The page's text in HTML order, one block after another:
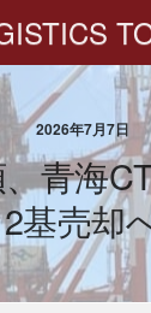
2026年7月7日
青海
2基売却